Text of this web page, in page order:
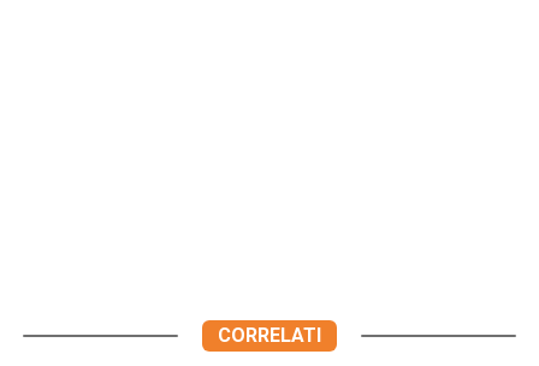
CORRELATI